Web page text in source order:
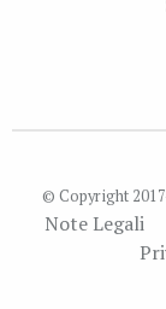
© Copyright
Note Legali